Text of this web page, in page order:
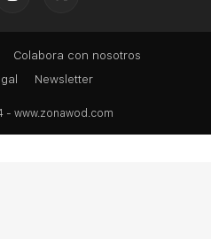
Colabora con nosotros
Newsletter
- www.zonawod.com